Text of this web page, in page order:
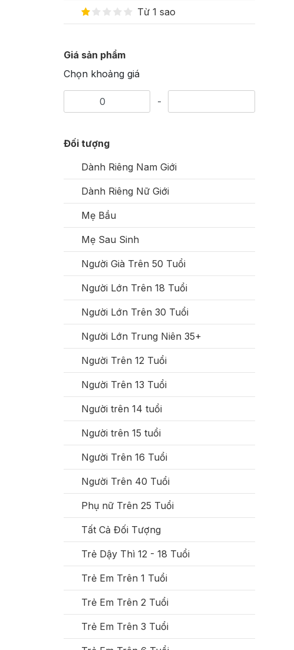
Từ 1 sao
Giá sản phẩm
Chọn khoảng giá
-
Đối tượng
Dành Riêng Nam Giới
Dành Riêng Nữ Giới
Mẹ Bầu
Mẹ Sau Sinh
Người Già Trên 50 Tuổi
Người Lớn Trên 18 Tuổi
Người Lớn Trên 30 Tuổi
Người Lớn Trung Niên 35+
Người Trên 12 Tuổi
Người Trên 13 Tuổi
Người trên 14 tuổi
Người trên 15 tuổi
Người Trên 16 Tuổi
Người Trên 40 Tuổi
Phụ nữ Trên 25 Tuổi
Tất Cả Đối Tượng
Trẻ Dậy Thì 12 - 18 Tuổi
Trẻ Em Trên 1 Tuổi
Trẻ Em Trên 2 Tuổi
Trẻ Em Trên 3 Tuổi